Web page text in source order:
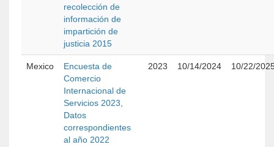
recolección de
información de
impartición de
justicia 2015
Mexico
Encuesta de
Comercio
Internacional de
Servicios 2023,
Datos
correspondientes
al año 2022
2023 10/14/2024 10/22/